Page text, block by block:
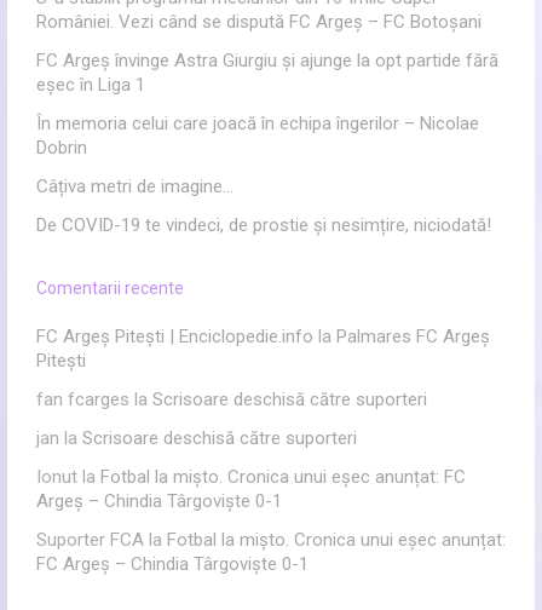
României. Vezi când se dispută FC Argeș – FC Botoșani
FC Argeș învinge Astra Giurgiu și ajunge la opt partide fără
eșec în Liga 1
În memoria celui care joacă în echipa îngerilor – Nicolae
Dobrin
Câțiva metri de imagine…
De COVID-19 te vindeci, de prostie și nesimțire, niciodată!
Comentarii recente
FC Argeș Pitești | Enciclopedie.info la Palmares FC Argeș
Pitești
fan fcarges la Scrisoare deschisă către suporteri
jan la Scrisoare deschisă către suporteri
Ionutla Fotbal la mișto. Cronica unui eșec anunțat: FC
Argeș – Chindia Târgoviște 0-1
Suporter FCAla Fotbal la mișto. Cronica unui eșec anunțat:
FC Argeș – Chindia Târgoviște 0-1